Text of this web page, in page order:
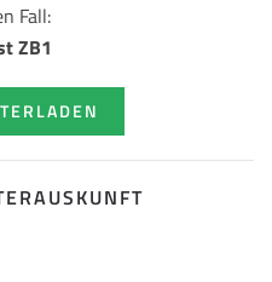
Fall:
ZB1